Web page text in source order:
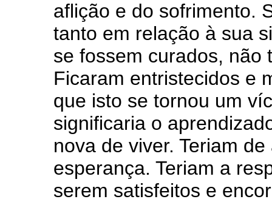
aflição e do sofrimento.
tanto em relação à sua
se fossem curados, não
Ficaram entristecidos e
que isto se tornou um
significaria o
nova de viver. Teriam
esperança. Teriam a
serem satisfeitos e